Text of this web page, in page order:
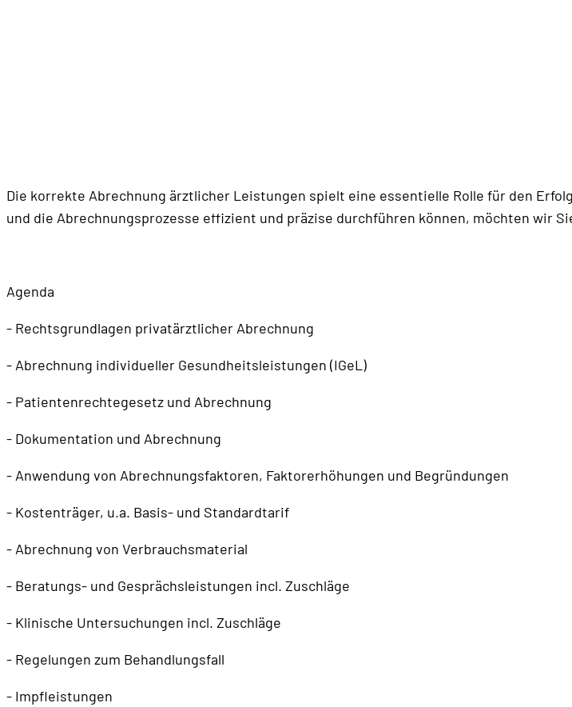
Die korrekte Abrechnung ärztlicher Leistungen spielt eine essentielle Rolle für den
und die Abrechnungsprozesse effizient und präzise durchführen können, möchten wir
Agenda
- Rechtsgrundlagen privatärztlicher Abrechnung
- Abrechnung individueller Gesundheitsleistungen (IGeL)
- Patientenrechtegesetz und Abrechnung
- Dokumentation und Abrechnung
- Anwendung von Abrechnungsfaktoren, Faktorerhöhungen und Begründungen
- Kostenträger, u.a. Basis- und Standardtarif
- Abrechnung von Verbrauchsmaterial
- Beratungs- und Gesprächsleistungen incl. Zuschläge
- Klinische Untersuchungen incl. Zuschläge
- Regelungen zum Behandlungsfall
- Impfleistungen